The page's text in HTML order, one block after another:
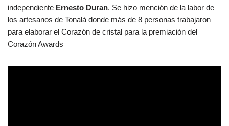
independiente Ernesto Duran. Se hizo mención de la labor de
los artesanos de Tonalá donde más de 8 personas trabajaron
para elaborar el Corazón de cristal para la premiación del
Corazón Awards